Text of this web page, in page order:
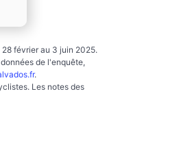
février au 3 juin 2025.
de l'enquête,
.
Les notes des